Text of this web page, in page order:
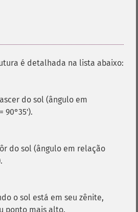
é detalhada na lista abaixo:
do sol (ângulo em
90°35').
do sol (ângulo em relação
o sol está em seu zênite,
ponto mais alto.